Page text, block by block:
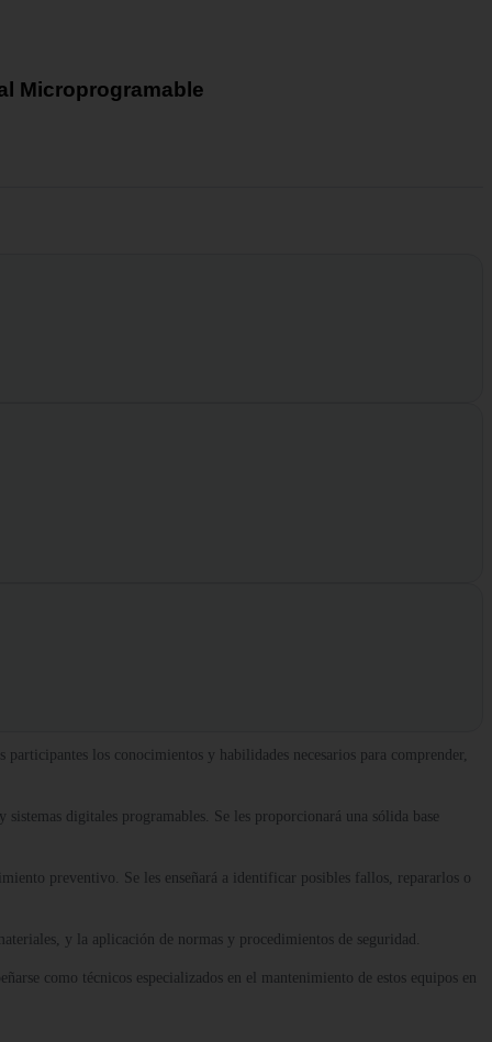
Microprogramable
los conocimientos y habilidades necesarios para comprender,
digitales programables. Se les proporcionará una sólida base
preventivo. Se les enseñará a identificar posibles fallos, repararlos o
y la aplicación de normas y procedimientos de seguridad.
como técnicos especializados en el mantenimiento de estos equipos en